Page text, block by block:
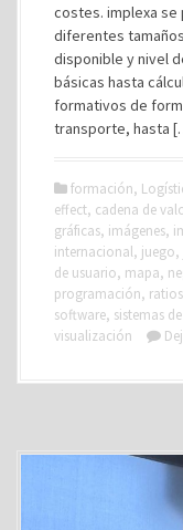
costes. implexa
diferentes
disponible y nivel
básicas hasta
formativos de
transporte, hasta
formación,
effect, cadena de
gráficas, imágenes,
internacional, juego,
de usuario, mapa,
programación, ratios
software, sistemas
visualización